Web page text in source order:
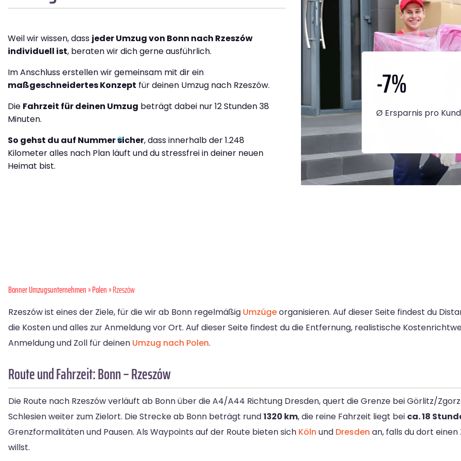
Weil wir wissen, dass jeder Umzug von Bonn nach Rzeszów
individuell ist, beraten wir dich gerne ausführlich.
Im Anschluss erstellen wir gemeinsam mit dir ein
maßgeschneidertes Konzept für deinen Umzug nach Rzeszów.
Die Fahrzeit für deinen Umzug beträgt dabei nur 12 Stunden 38
Minuten.
So gehst du auf Nummer sicher, dass innerhalb der 1.248
Kilometer alles nach Plan läuft und du stressfrei in deiner neuen
Heimat bist.
-7%
Ø Ersparnis pro
Bonner Umzugsunternehmen»Polen» Rzeszów
Rzeszów ist eines der Ziele, für die wir ab Bonn regelmäßig Umzügeorganisieren. Auf dieser Seite findest du
die Kosten und alles zur Anmeldung vor Ort. Auf dieser Seite findest du die Entfernung, realistische
Anmeldung und Zoll für deinen Umzug nach Polen.
Route und Fahrzeit: Bonn – Rzeszów
Die Route nach Rzeszów verläuft ab Bonn über die A4/A44 Richtung Dresden, quert die Grenze bei Görlitz/
Schlesien weiter zum Zielort. Die Strecke ab Bonn beträgt rund1320 km, die reine Fahrzeit liegt bei ca. 18
Grenzformalitäten und Pausen. Als Waypoints auf der Route bieten sich Köln und Dresden an, falls du dort
willst.